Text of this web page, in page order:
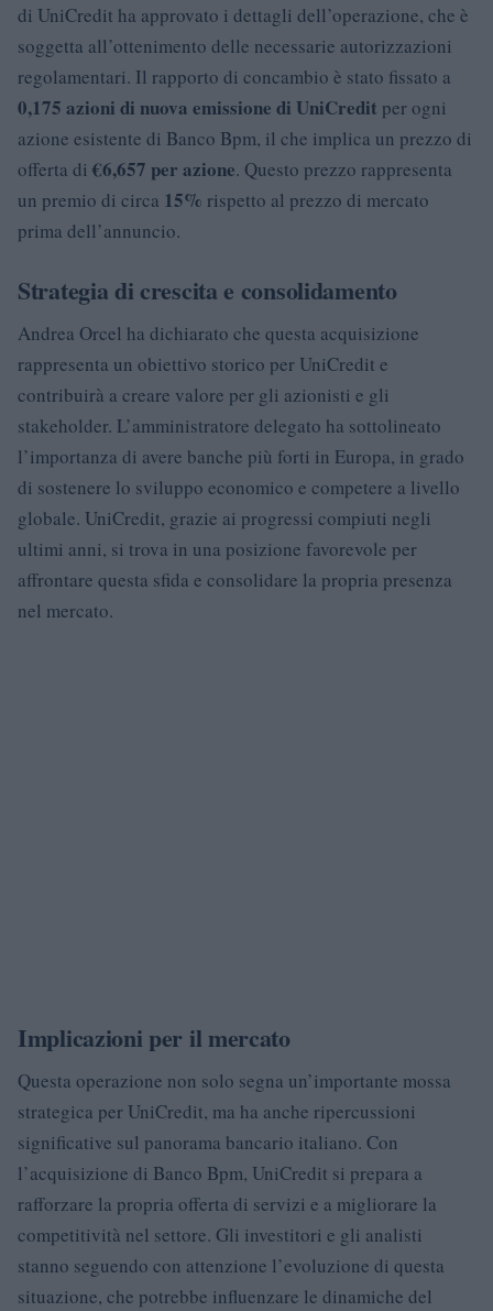
di UniCredit ha approvato i dettagli dell’operazione, che è
soggetta all’ottenimento delle necessarie autorizzazioni
regolamentari. Il rapporto di concambio è stato fissato a
0,175 azioni di nuova emissione di UniCredit per ogni
azione esistente di Banco Bpm, il che implica un prezzo di
offerta di €6,657 per azione. Questo prezzo rappresenta
un premio di circa 15% rispetto al prezzo di mercato
prima dell’annuncio.
Strategia di crescita e consolidamento
Andrea Orcel ha dichiarato che questa acquisizione
rappresenta un obiettivo storico per UniCredit e
contribuirà a creare valore per gli azionisti e gli
stakeholder. L’amministratore delegato ha sottolineato
l’importanza di avere banche più forti in Europa, in grado
di sostenere lo sviluppo economico e competere a livello
globale. UniCredit, grazie ai progressi compiuti negli
ultimi anni, si trova in una posizione favorevole per
affrontare questa sfida e consolidare la propria presenza
nel mercato.
Implicazioni per il mercato
Questa operazione non solo segna un’importante mossa
strategica per UniCredit, ma ha anche ripercussioni
significative sul panorama bancario italiano. Con
l’acquisizione di Banco Bpm, UniCredit si prepara a
rafforzare la propria offerta di servizi e a migliorare la
competitività nel settore. Gli investitori e gli analisti
stanno seguendo con attenzione l’evoluzione di questa
situazione, che potrebbe influenzare le dinamiche del